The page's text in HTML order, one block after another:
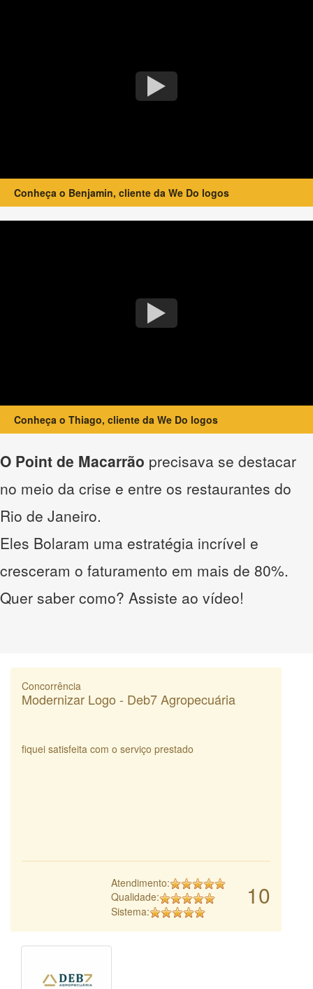
Conheça o Benjamin, cliente da We Do logos
Conheça o Thiago, cliente da We Do logos
O Point de Macarrão precisava se destacar
no meio da crise e entre os restaurantes do
Rio de Janeiro.
Eles Bolaram uma estratégia incrível e
cresceram o faturamento em mais de 80%.
Quer saber como? Assiste ao vídeo!
Concorrência
Modernizar Logo - Deb7 Agropecuária
fiquei satisfeita com o serviço prestado
10
Atendimento:
Qualidade:
Sistema: